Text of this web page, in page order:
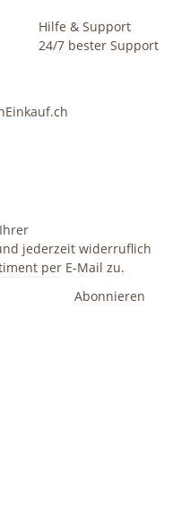
Hilfe & Support
24/7 bester Support
jederzeit widerruflich
per E-Mail zu.
Abonnieren